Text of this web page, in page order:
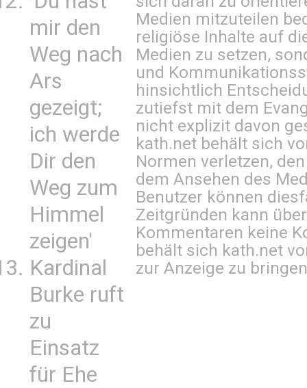
mir den
Weg nach
Ars
gezeigt;
ich werde
Dir den
Weg zum
Himmel
zeigen'
Kardinal
Burke ruft
zu
Einsatz
für Ehe
Medien mitzuteilen
religiöse Inhalte auf
Medien zu setzen,
und
hinsichtlich
zutiefst mit dem
nicht explizit davon
kath.net behält sich
Normen verletzen,
dem Ansehen des
Benutzer können
Zeitgründen kann
Kommentaren keine
behält sich kath.net
zur Anzeige zu